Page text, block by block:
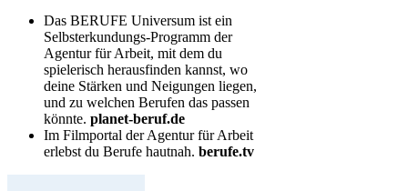
Das BERUFE Universum ist ein
Selbsterkundungs-Programm der
Agentur für Arbeit, mit dem du
spielerisch herausfinden kannst, wo
deine Stärken und Neigungen liegen,
und zu welchen Berufen das passen
könnte. planet-beruf.de
Im Filmportal der Agentur für Arbeit
erlebst du Berufe hautnah. berufe.tv